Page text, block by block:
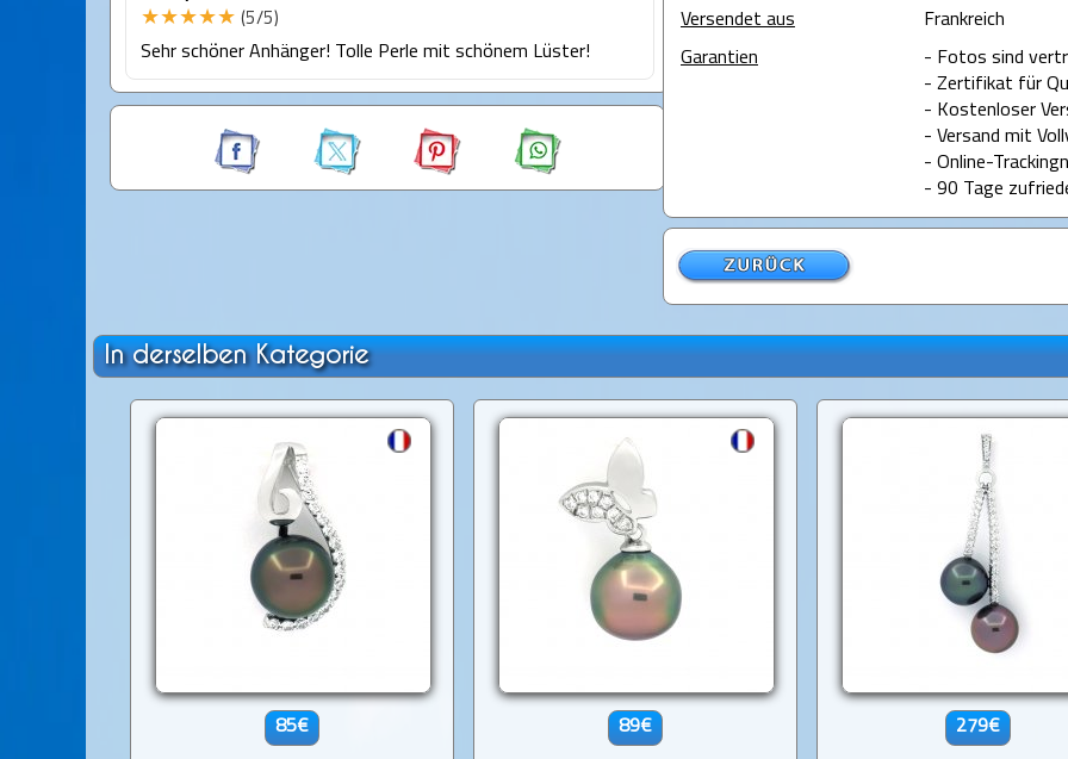
★★★★★ (5/5)
Sehr schöner Anhänger! Tolle Perle mit schönem Lüster!
Versendet aus
Frankreich
Garantien
- Fotos sind
- Zertifikat für
- Kostenloser
- Versand mit
- Online-
- 90 Tage
In derselben Kategorie
85€ 89€ 279€